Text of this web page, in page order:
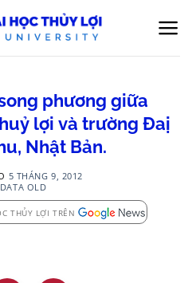
phương giữa
lợi và trường Đaị
Nhật Bản.
5 THÁNG 9, 2012
DATA OLD
THỦY LỢI TRÊN